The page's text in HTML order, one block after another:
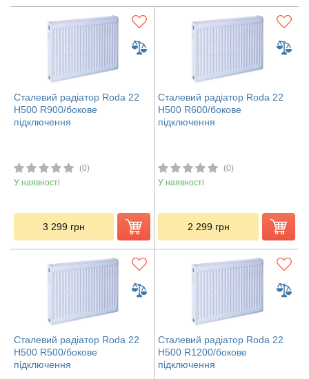
Сталевий радіатор Roda 22
H500 R900/бокове
підключення
(0)
У наявності
3 299 грн
Сталевий радіатор Roda 22
H500 R600/бокове
підключення
(0)
У наявності
2 299 грн
Сталевий радіатор Roda 22
H500 R500/бокове
підключення
Сталевий радіатор Roda 22
H500 R1200/бокове
підключення